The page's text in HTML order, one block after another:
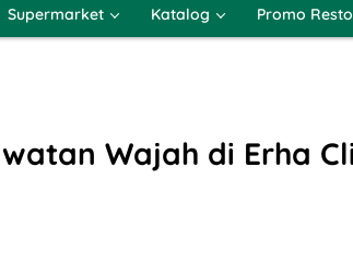
Supermarket Katalog Promo
Wajah di Erha